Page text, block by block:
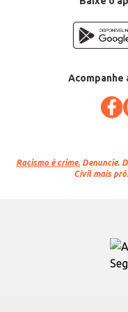
Acompanhe
Racismo é crime. Denuncie.
Civil mais